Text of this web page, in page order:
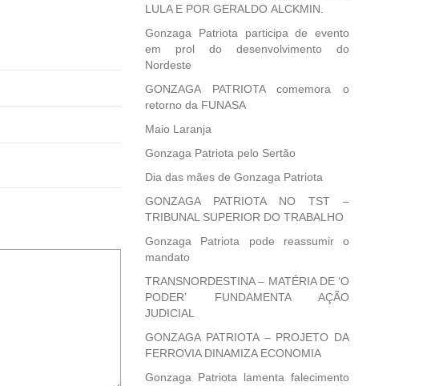
LULA E POR GERALDO ALCKMIN.
Gonzaga Patriota participa de evento
em prol do desenvolvimento do
Nordeste
GONZAGA PATRIOTA comemora o
retorno da FUNASA
Maio Laranja
Gonzaga Patriota pelo Sertão
Dia das mães de Gonzaga Patriota
GONZAGA PATRIOTA NO TST –
TRIBUNAL SUPERIOR DO TRABALHO
Gonzaga Patriota pode reassumir o
mandato
TRANSNORDESTINA – MATÉRIA DE ‘O
PODER’ FUNDAMENTA AÇÃO
JUDICIAL
GONZAGA PATRIOTA – PROJETO DA
FERROVIA DINAMIZA ECONOMIA
Gonzaga Patriota lamenta falecimento